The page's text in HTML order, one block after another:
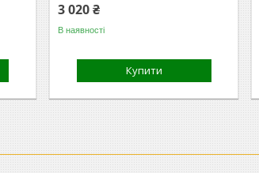
3 020 ₴
В наявності
Купити